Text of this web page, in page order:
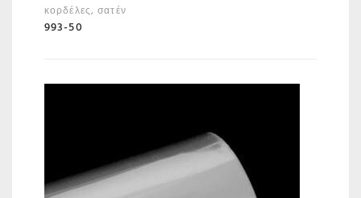
κορδέλες,σατέν
993-50